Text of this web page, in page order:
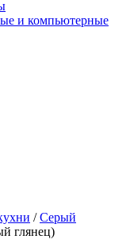
и компьютерные
/Серый
глянец)